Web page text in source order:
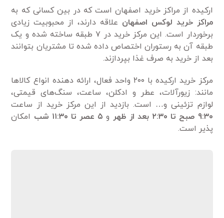
ارکیده از مراکز خرید اصفهان است که در بین کسانی که به
مراکز خرید لوکس اصفهان علاقه دارند، از محبوبیت زیادی
برخوردار است. این مرکز خرید در ۷ طبقه ساخته شده و یک
طبقه آن به رستوران اختصاص داده شده تا مشتریان بتوانند
بعد از خرید به صرف غذا بپردازند.
مرکز خرید ارکیده با ۲۰۰ واحد فعال، ارائه دهنده انواع کالاها
مانند: زیورآلات، عطر و ادکلن، ساعت، سنگ‌های قیمتی،
لوازم تزئینی و… است. بازدید از این مرکز خرید از ساعت
9:۳۰ صبح تا ۲:۳۰ بعد از ظهر
و ۵ عصر تا ۱۱:۳۰ شب امکان
پذیر است.